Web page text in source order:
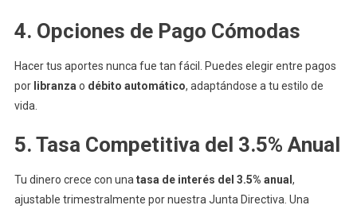
4. Opciones de Pago Cómodas
Hacer tus aportes nunca fue tan fácil. Puedes elegir entre pagos
por libranzao débito automático, adaptándose a tu estilo de
vida.
5. Tasa Competitiva del 3.5% Anual
Tu dinero crece con unatasa de interés del 3.5% anual ,
ajustable trimestralmente por nuestra Junta Directiva. Una